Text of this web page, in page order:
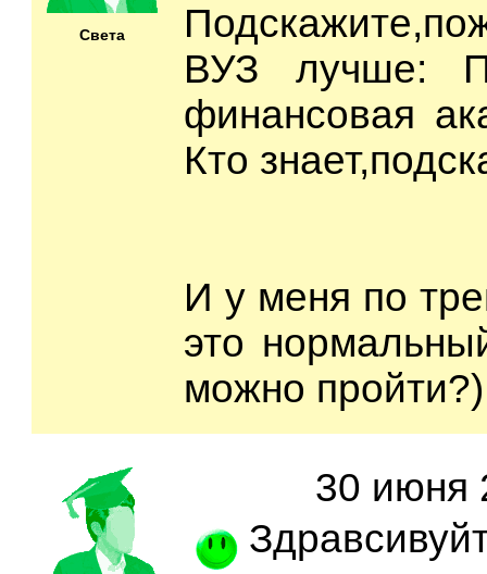
Света
ВУЗ лучше:
финансовая
Кто
И у меня по
это
можно пройти?)
30 июня